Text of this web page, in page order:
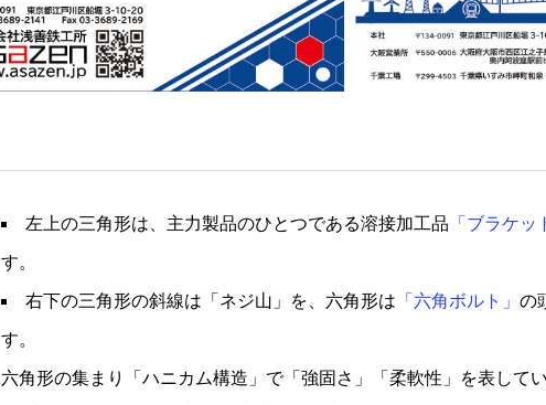
左上の三角形は、主力製品のひとつである溶接加工品 「ブラケッ
す。
右下の三角形の斜線は「ネジ山」を、六角形は 「六角ボルト」 の
す。
六角形の集まり「ハニカム構造」で「強固さ」「柔軟性」を表してい